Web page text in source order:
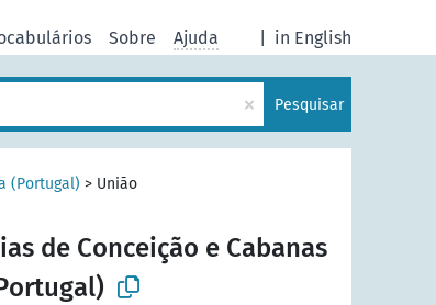
in English
Sobre Ajuda
× Pesquisar
(Portugal) > União
de Conceição e Cabanas